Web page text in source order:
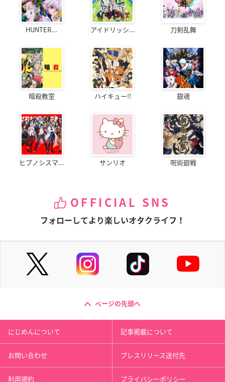
HUNTER... アイドリッシ... 刀剣乱舞
暗殺教室 ハイキュー!! 銀魂
ヒプノシスマ... サンリオ 呪術廻戦
OFFICIAL SNS
フォローしてより楽しいオタクライフ！
ページの先頭へ
にじめんについて 記事掲載について
お問い合わせ プレスリリース送付先
利用規約 プライバシーポリシー